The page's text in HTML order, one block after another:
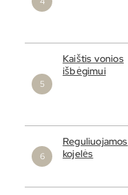
Kaištis vonios
išbėgimui
Reguliuojamos
kojelės